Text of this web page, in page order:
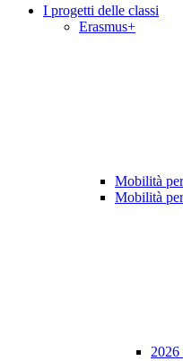
I progetti delle classi
Erasmus+
Mobilità
Mobilità